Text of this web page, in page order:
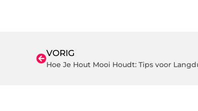
VORIG
Hoe Je Hout Mooi Houdt: Tips voor